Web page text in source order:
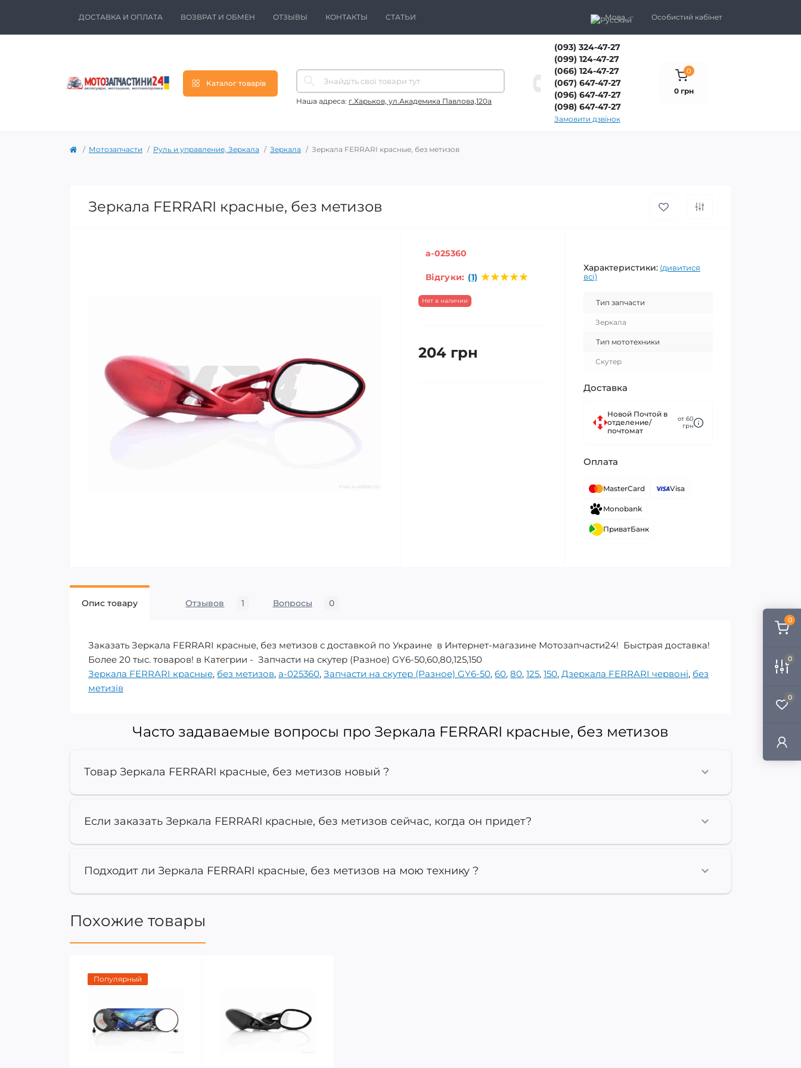
0
0
0
ДОСТАВКА И ОПЛАТА ВОЗВРАТ И ОБМЕН ОТЗЫВЫ КОНТАКТЫ СТАТЬИ Мова Особистий кабінет
Каталог товарів
Наша адреса: г.Харьков, ул.Академика Павлова,120а
(093) 324-47-27
(099) 124-47-27
(066) 124-47-27
(067) 647-47-27
(096) 647-47-27
(098) 647-47-27
Замовити дзвінок
0
0 грн
Мотозапчасти Руль и управление, Зеркала Зеркала Зеркала FERRARI красные, без метизов
Зеркала FERRARI красные, без метизов
a-025360
Відгуки: (1)
Нет в наличии
204 грн
Характеристики: (дивитися
всі)
Тип запчасти
Зеркала
Тип мототехники
Скутер
Доставка
Новой Почтой в
отделение/
почтомат
от 60
грн
Оплата
MasterCard Visa
Monobank
ПриватБанк
Опис товару Отзывов 1 Вопросы 0
Заказать Зеркала FERRARI красные, без метизов с доставкой по Украине в Интернет-магазине Мотозапчасти24! Быстрая доставка!
Более 20 тыс. товаров! в Категрии - Запчасти на скутер (Разное) GY6-50,60,80,125,150
Зеркала FERRARI красные, без метизов, a-025360, Запчасти на скутер (Разное) GY6-50, 60, 80, 125, 150, Дзеркала FERRARI червоні, без
метизів
Часто задаваемые вопросы про Зеркала FERRARI красные, без метизов
Товар Зеркала FERRARI красные, без метизов новый ?
Если заказать Зеркала FERRARI красные, без метизов сейчас, когда он придет?
Подходит ли Зеркала FERRARI красные, без метизов на мою технику ?
Похожие товары
Популярный